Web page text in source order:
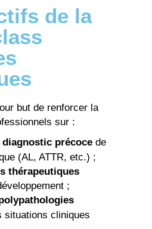
de la
but de renforcer la
sur :
précoce de
(AL, ATTR, etc.) ;
thérapeutiques
;
situations cliniques